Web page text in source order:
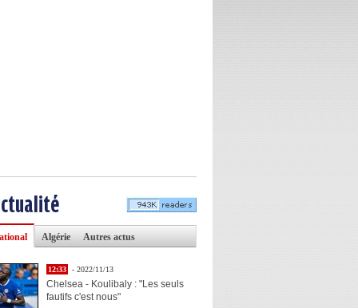
Algérie Autres actus
12:33 - 2022/11/13
Chelsea - Koulibaly : "Les seuls
fautifs c'est nous"